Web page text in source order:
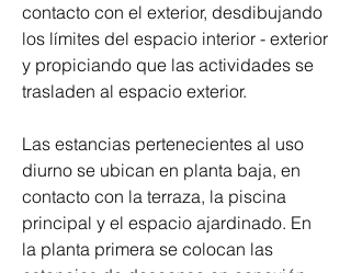
contacto con el exterior, desdibujando
los límites del espacio interior - exterior
y propiciando que las actividades se
trasladen al espacio exterior.
Las estancias pertenecientes al uso
diurno se ubican en planta baja, en
contacto con la terraza, la piscina
principal y el espacio ajardinado. En
la planta primera se colocan las